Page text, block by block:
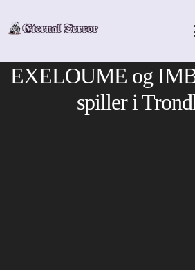
EXELOUME og
spiller i